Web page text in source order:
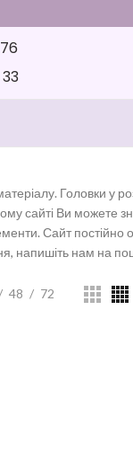
Головки у
Ви можете
Сайт постійно
напишіть нам на
48 72